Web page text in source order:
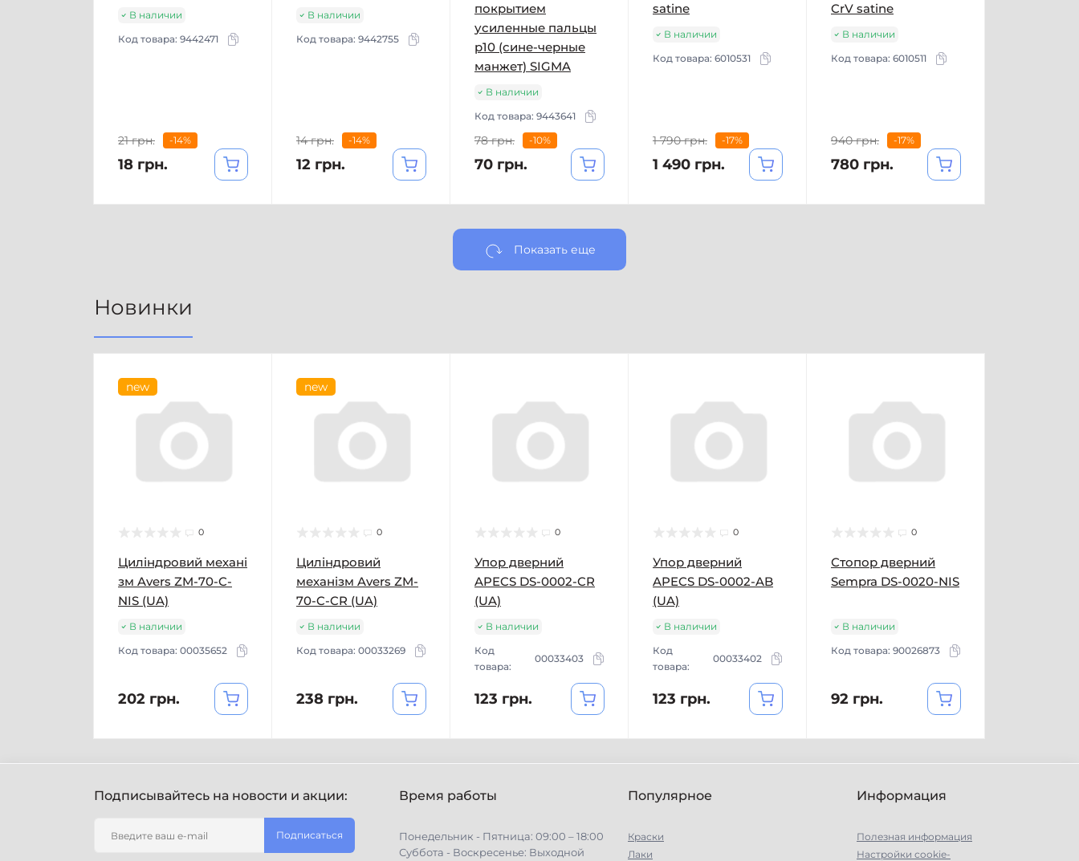
В наличии
Код товара: 9442471
21 грн. -14%
18 грн.
В наличии
Код товара: 9442755
14 грн. -14%
12 грн.
покрытием
усиленные пальцы
р10 (сине-черные
манжет) SIGMA
В наличии
Код товара: 9443641
78 грн. -10%
70 грн.
satine
В наличии
Код товара: 6010531
1 790 грн. -17%
1 490 грн.
CrV satine
В наличии
Код товара: 6010511
940 грн. -17%
780 грн.
Показать еще
Новинки
new
0
Циліндровий механі
зм Avers ZM-70-C-
NIS (UA)
В наличии
Код товара: 00035652
202 грн.
new
0
Циліндровий
механізм Avers ZM-
70-C-CR (UA)
В наличии
Код товара: 00033269
238 грн.
0
Упор дверний
APECS DS-0002-CR
(UA)
В наличии
Код
товара:
00033403
123 грн.
0
Упор дверний
APECS DS-0002-AB
(UA)
В наличии
Код
товара:
00033402
123 грн.
0
Стопор дверний
Sempra DS-0020-NIS
В наличии
Код товара: 90026873
92 грн.
Подписывайтесь на новости и акции:
Подписаться
Время работы
Понедельник - Пятница: 09:00 – 18:00
Суббота - Воскресенье: Выходной
Популярное
Краски
Лаки
Информация
Полезная информация
Настройки сookie-